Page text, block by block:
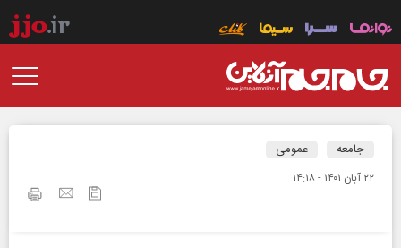
جامعه عمومی
۲۲ آبان ۱۴۰۱ - ۱۴:۱۸